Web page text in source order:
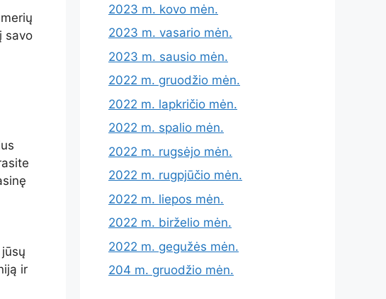
savo
ir
2023 m. kovo mėn.
2023 m. vasario mėn.
2023 m. sausio mėn.
2022 m. gruodžio mėn.
2022 m. lapkričio mėn.
2022 m. spalio mėn.
2022 m. rugsėjo mėn.
2022 m. rugpjūčio mėn.
2022 m. liepos mėn.
2022 m. birželio mėn.
2022 m. gegužės mėn.
204 m. gruodžio mėn.